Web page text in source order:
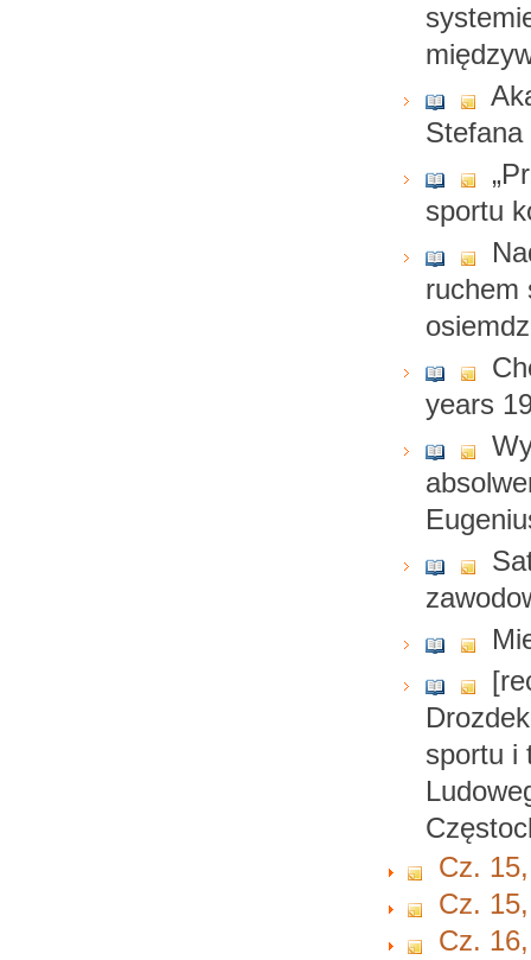
Stefana
sportu
ruchem
years
sportu i
Cz.
Cz.
Cz.